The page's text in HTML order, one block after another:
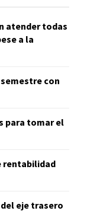
atender todas
a la
con
para tomar el
rentabilidad
eje trasero